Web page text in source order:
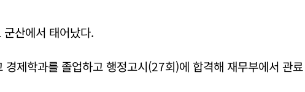
산에서 태어났다.
경제학과를 졸업하고 행정고시(27회)에 합격해 재무부에서 관료